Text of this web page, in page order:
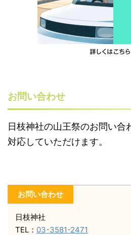
お問い合わせ
日枝神社の山王祭のお問い合
対応していただけます。
お問い合わせ
日枝神社
TEL： 03-3581-2471